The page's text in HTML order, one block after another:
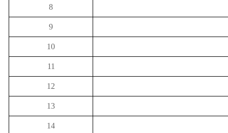
8
9
10
11
12
13
14